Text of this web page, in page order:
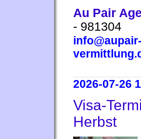
Au Pair
- 981304
2026-07-26
Visa-
Herbst